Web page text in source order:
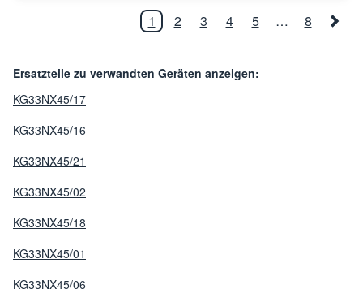
1 2 3 4 5 … 8
Ersatzteile zu verwandten Geräten anzeigen:
KG33NX45/17
KG33NX45/16
KG33NX45/21
KG33NX45/02
KG33NX45/18
KG33NX45/01
KG33NX45/06